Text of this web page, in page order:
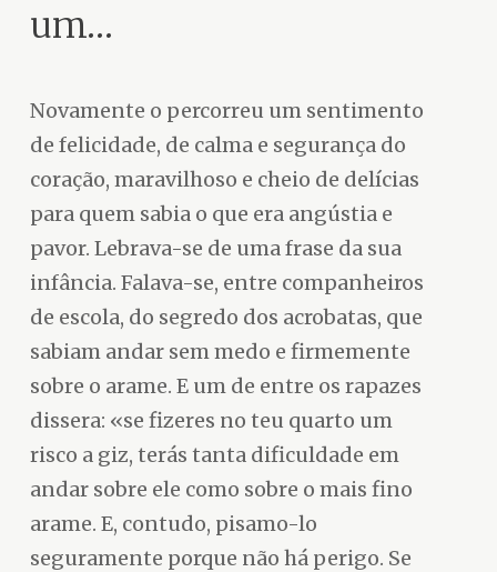
um…
Novamente o percorreu um sentimento
de felicidade, de calma e segurança do
coração, maravilhoso e cheio de delícias
para quem sabia o que era angústia e
pavor. Lebrava-se de uma frase da sua
infância. Falava-se, entre companheiros
de escola, do segredo dos acrobatas, que
sabiam andar sem medo e firmemente
sobre o arame. E um de entre os rapazes
dissera: «se fizeres no teu quarto um
risco a giz, terás tanta dificuldade em
andar sobre ele como sobre o mais fino
arame. E, contudo, pisamo-lo
seguramente porque não há perigo. Se